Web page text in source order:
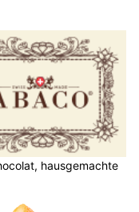
hausgemachte